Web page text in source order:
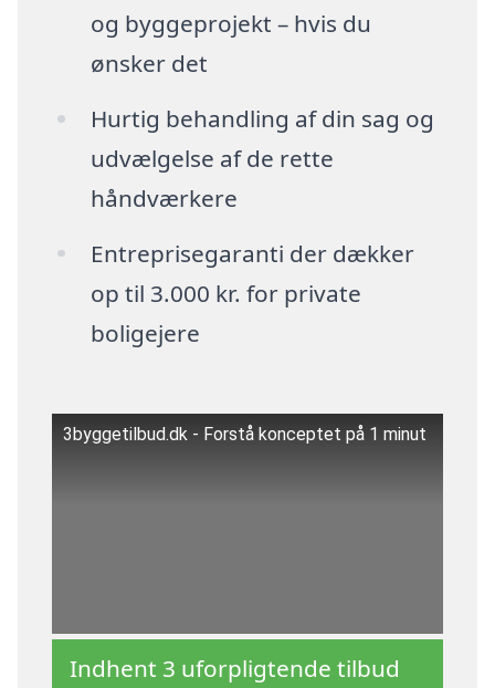
og byggeprojekt – hvis du
ønsker det
Hurtig behandling af din sag og
udvælgelse af de rette
håndværkere
Entreprisegaranti der dækker
op til 3.000 kr. for private
boligejere
3byggetilbud.dk - Forstå konceptet på 1 minut
Indhent 3 uforpligtende tilbud